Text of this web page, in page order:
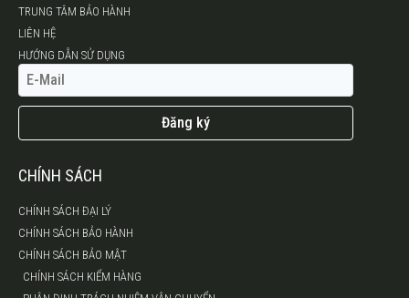
TRUNG TÂM BẢO HÀNH
LIÊN HỆ
HƯỚNG DẪN SỬ DỤNG
Đăng ký
CHÍNH SÁCH
CHÍNH SÁCH ĐẠI LÝ
CHÍNH SÁCH BẢO HÀNH
CHÍNH SÁCH BẢO MẬT
CHÍNH SÁCH KIỂM HÀNG